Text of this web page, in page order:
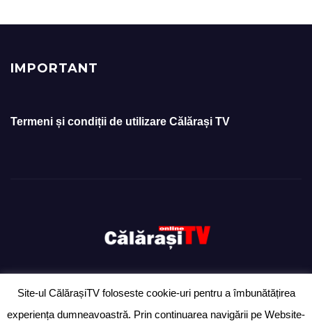
IMPORTANT
Termeni și condiții de utilizare Călărași TV
Proudly powered by WordPress |Theme: Newsup byThemeansar.
Site-ul CălărașiTV foloseste cookie-uri pentru a îmbunătățirea
experiența dumneavoastră. Prin continuarea navigării pe Website-